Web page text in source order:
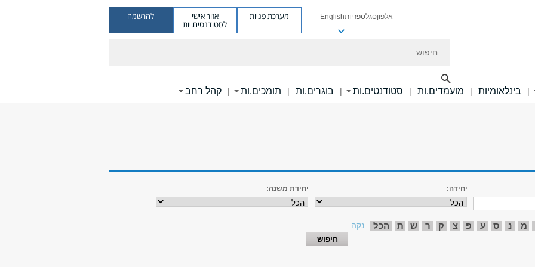
אלפוןסגלספריותEnglish מערכת פניות אזור אישי
לסטודנטים.יות
להרשמה
| בינלאומיות | מועמדים.ות | סטודנטים.ות | בוגרים.ות | תומכים.ות | קהל רחב
יחידה: יחידת משנה:
מ נ ס ע פ צ ק ר ש ת הכל נקה